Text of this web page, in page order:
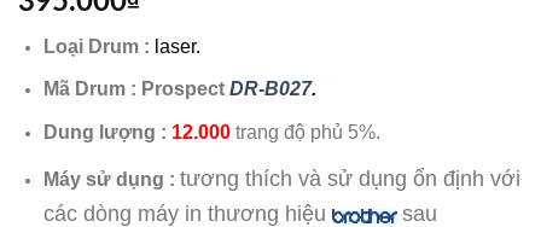
Loại Drum : laser.
Mã Drum : Prospect DR-B027.
Dung lượng : 12.000trang độ phủ 5%.
Máy sử dụng : tương thích và sử dụng ổn định với
các dòng máy in thương hiệu
sau